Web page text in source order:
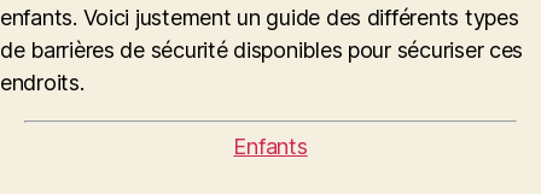
enfants. Voici justement un guide des différents types
de barrières de sécurité disponibles pour sécuriser ces
endroits.
Catégories
Enfants